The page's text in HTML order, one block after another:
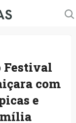
Festival
com
e